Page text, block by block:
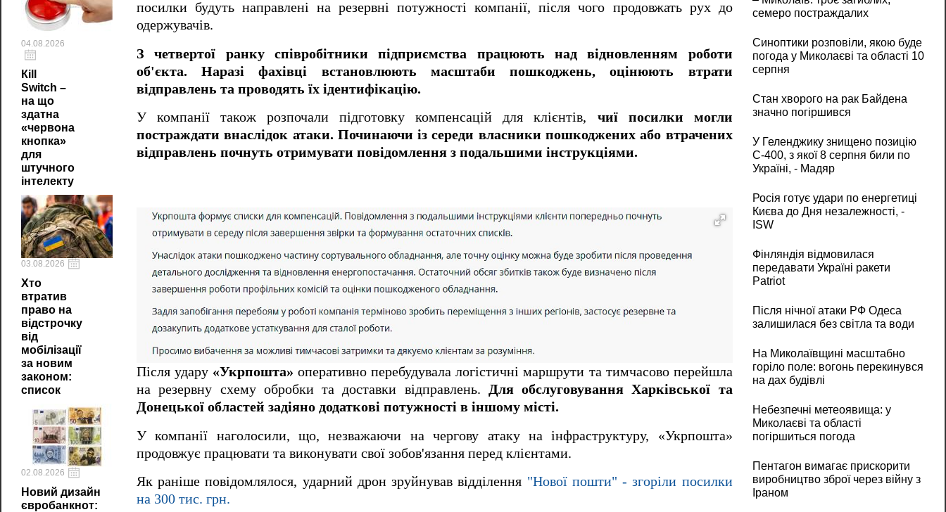
04.08.2026
Кill
Switch –
на що
здатна
«червона
кнопка»
для
штучного
інтелекту
03.08.2026
Хто
втратив
право на
відстрочку
від
мобілізації
за новим
законом:
список
02.08.2026
Новий дизайн
євробанкнот:
посилки будуть направлені на резервні потужності компанії, після чого продовжать рух до
одержувачів.
З четвертої ранку співробітники підприємства працюють над відновленням роботи
об'єкта. Наразі фахівці встановлюють масштаби пошкоджень, оцінюють втрати
відправлень та проводять їх ідентифікацію.
У компанії також розпочали підготовку компенсацій для клієнтів, чиї посилки могли
постраждати внаслідок атаки. Починаючи із середи власники пошкоджених або втрачених
відправлень почнуть отримувати повідомлення з подальшими інструкціями.
Після удару «Укрпошта» оперативно перебудувала логістичні маршрути та тимчасово перейшла
на резервну схему обробки та доставки відправлень.
Для обслуговування Харківської та
Донецької областей задіяно додаткові потужності в іншому місті.
У компанії наголосили, що, незважаючи на чергову атаку на інфраструктуру, «Укрпошта»
продовжує працювати та виконувати свої зобов'язання перед клієнтами.
Як раніше повідомлялося, ударний дрон зруйнував відділення "Нової пошти" - згоріли посилки
на 300 тис. грн.
семеро постраждалих
Синоптики розповіли, якою буде
погода у Миколаєві та області 10
серпня
Стан хворого на рак Байдена
значно погіршився
У Геленджику знищено позицію
С-400, з якої 8 серпня били по
Україні, - Мадяр
Росія готує удари по енергетиці
Києва до Дня незалежності, -
ISW
Фінляндія відмовилася
передавати Україні ракети
Patriot
Після нічної атаки РФ Одеса
залишилася без світла та води
На Миколаївщині масштабно
горіло поле: вогонь перекинувся
на дах будівлі
Небезпечні метеоявища: у
Миколаєві та області
погіршиться погода
Пентагон вимагає прискорити
виробництво зброї через війну з
Іраном